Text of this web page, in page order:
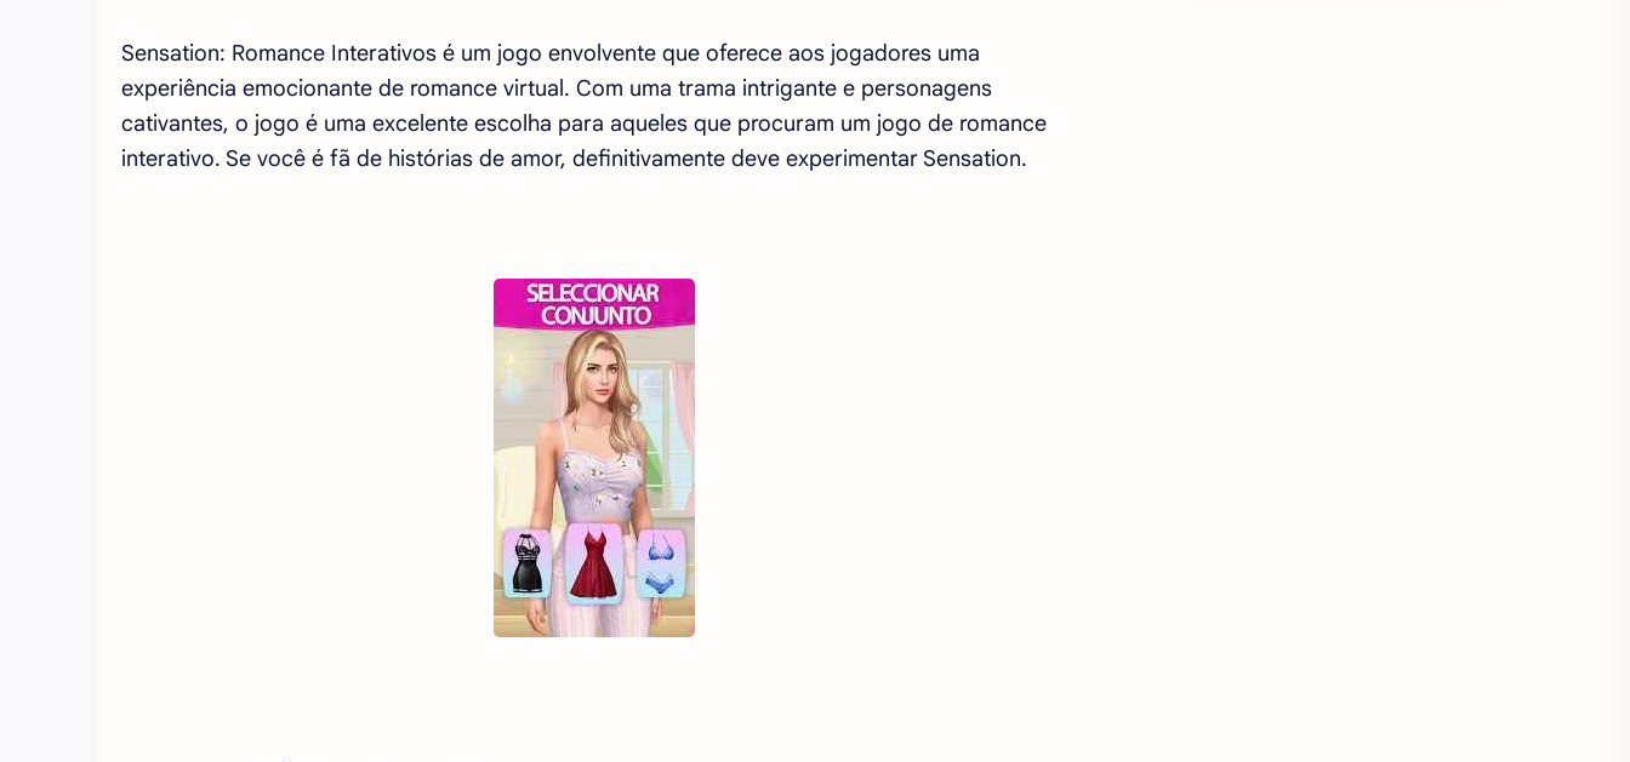
Sensation: Romance Interativos é um jogo envolvente que oferece aos jogadores uma
experiência emocionante de romance virtual. Com uma trama intrigante e personagens
cativantes, o jogo é uma excelente escolha para aqueles que procuram um jogo de romance
interativo. Se você é fã de histórias de amor, definitivamente deve experimentar Sensation.